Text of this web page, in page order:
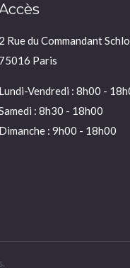
2 Rue du Commandant
75016 Paris
Lundi-Vendredi : 8h00 -
: 8h30 - 18h00
Dimanche : 9h00 - 18h00